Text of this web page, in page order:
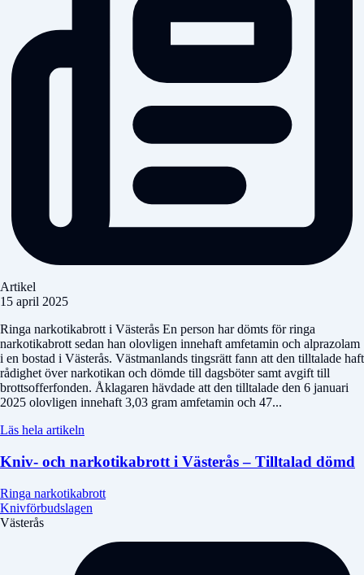
Artikel
15 april 2025
Ringa narkotikabrott i Västerås En person har dömts för ringa
narkotikabrott sedan han olovligen innehaft amfetamin och alprazolam
i en bostad i Västerås. Västmanlands tingsrätt fann att den tilltalade haft
rådighet över narkotikan och dömde till dagsböter samt avgift till
brottsofferfonden. Åklagaren hävdade att den tilltalade den 6 januari
2025 olovligen innehaft 3,03 gram amfetamin och 47...
Läs hela artikeln
Kniv- och narkotikabrott i Västerås – Tilltalad dömd
Ringa narkotikabrott
Knivförbudslagen
Västerås